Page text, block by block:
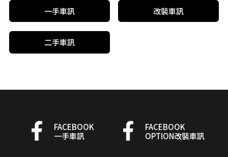
一手車訊 改裝車訊
二手車訊
FACEBOOK
一手車訊
FACEBOOK
OPTION改裝車訊